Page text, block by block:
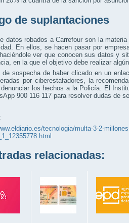
de suplantaciones
datos robados a Carrefour son la
En ellos, se hacen pasar por
ver que conocen sus datos y
en la que el objetivo debe realizar
sospecha de haber clicado en un
por ciberestafadores, la
los hechos a la Policía. El
900 116 117 para resolver dudas de
tecnologia/multa-3-2-
relacionadas: